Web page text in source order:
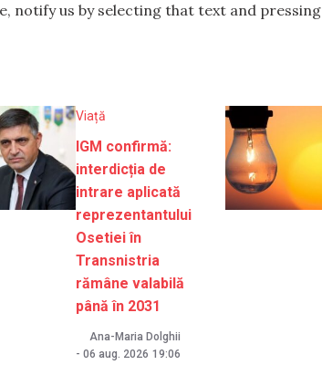
notify us by selecting that text and pressing
Viață
IGM confirmă:
interdicția de
intrare aplicată
reprezentantului
Osetiei în
Transnistria
rămâne valabilă
până în 2031
Ana-Maria Dolghii
- 06 aug. 2026 19:06